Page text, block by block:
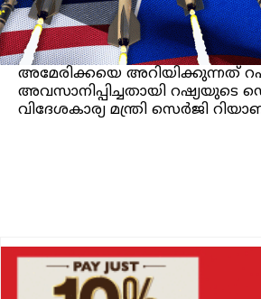
അമേരിക്കയെ അറിയിക്കുന്നത്
അവസാനിപ്പിച്ചതായി റഷ്യയുടെ
വിദേശകാര്യ മന്ത്രി സെർജി